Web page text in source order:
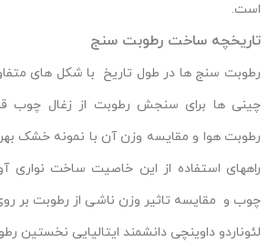
است.
تاریخچه ساخت رطوبت سنج
رطوبت سنج ها در طول تاریخ با شکل های
چینی ها برای سنجش رطوبت از زغال چوب
رطوبت هوا و مقایسه وزن آن با نمونه خشک
راههای استفاده از این خاصیت ساخت نواری
چوب و مقایسه تاثیر وزن ناشی از رطوبت بر
لئوناردو داوینچی دانشمند ایتالیایی نخستین